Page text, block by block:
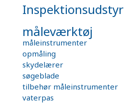
Inspektionsudstyr
måleværktøj
måleinstrumenter
opmåling
skydelærer
søgeblade
tilbehør måleinstrumenter
vaterpas